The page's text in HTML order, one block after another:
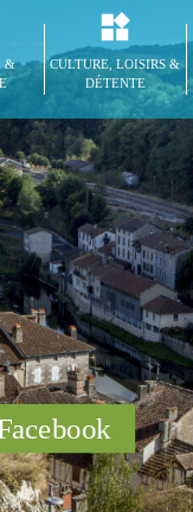
&
CULTURE, LOISIRS &
DÉTENTE